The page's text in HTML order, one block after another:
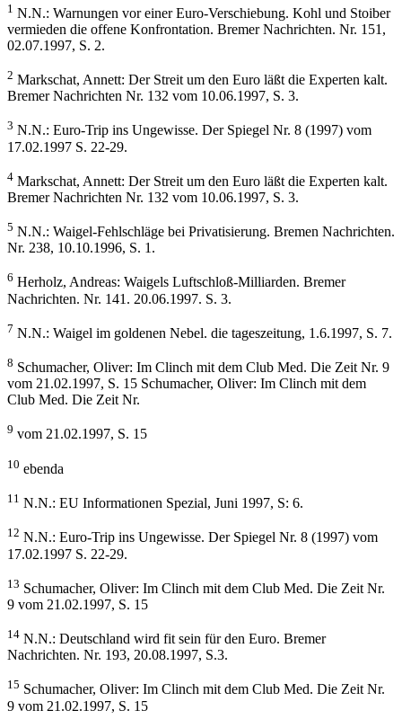
1 N.N.: Warnungen vor einer Euro-Verschiebung. Kohl und Stoiber
vermieden die offene Konfrontation. Bremer Nachrichten. Nr. 151,
02.07.1997, S. 2.
2 Markschat, Annett: Der Streit um den Euro läßt die Experten kalt.
Bremer Nachrichten Nr. 132 vom 10.06.1997, S. 3.
3 N.N.: Euro-Trip ins Ungewisse. Der Spiegel Nr. 8 (1997) vom
17.02.1997 S. 22-29.
4 Markschat, Annett: Der Streit um den Euro läßt die Experten kalt.
Bremer Nachrichten Nr. 132 vom 10.06.1997, S. 3.
5 N.N.: Waigel-Fehlschläge bei Privatisierung. Bremen Nachrichten.
Nr. 238, 10.10.1996, S. 1.
6 Herholz, Andreas: Waigels Luftschloß-Milliarden. Bremer
Nachrichten. Nr. 141. 20.06.1997. S. 3.
7 N.N.: Waigel im goldenen Nebel. die tageszeitung, 1.6.1997, S. 7.
8 Schumacher, Oliver: Im Clinch mit dem Club Med. Die Zeit Nr. 9
vom 21.02.1997, S. 15 Schumacher, Oliver: Im Clinch mit dem
Club Med. Die Zeit Nr.
9 vom 21.02.1997, S. 15
10 ebenda
11 N.N.: EU Informationen Spezial, Juni 1997, S: 6.
12 N.N.: Euro-Trip ins Ungewisse. Der Spiegel Nr. 8 (1997) vom
17.02.1997 S. 22-29.
13 Schumacher, Oliver: Im Clinch mit dem Club Med. Die Zeit Nr.
9 vom 21.02.1997, S. 15
14 N.N.: Deutschland wird fit sein für den Euro. Bremer
Nachrichten. Nr. 193, 20.08.1997, S.3.
15 Schumacher, Oliver: Im Clinch mit dem Club Med. Die Zeit Nr.
9 vom 21.02.1997, S. 15